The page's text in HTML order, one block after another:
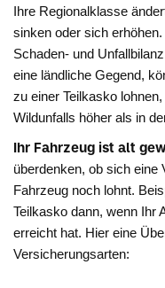
Ihre Regionalklasse
sinken oder sich
Schaden- und
eine ländliche Gegend,
zu einer Teilkasko
Wildunfalls höher als in
Ihr Fahrzeug ist alt
überdenken, ob sich eine
Fahrzeug noch lohnt.
Teilkasko dann, wenn Ihr
erreicht hat. Hier eine
Versicherungsarten: